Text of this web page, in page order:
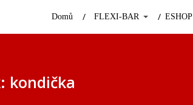
Domů FLEXI-BAR ESHOP
kondička